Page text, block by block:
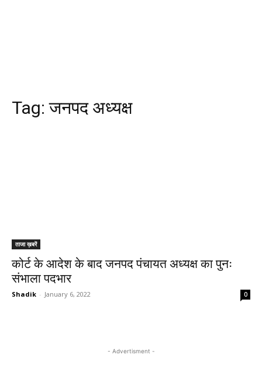
Tag:जनपद अध्यक्ष
ताजा ख़बरें
कोर्ट के आदेश के बाद जनपद पंचायत अध्यक्ष का पुनः
संभाला पदभार
Shadik - January 6, 2022 0
- Advertisment -